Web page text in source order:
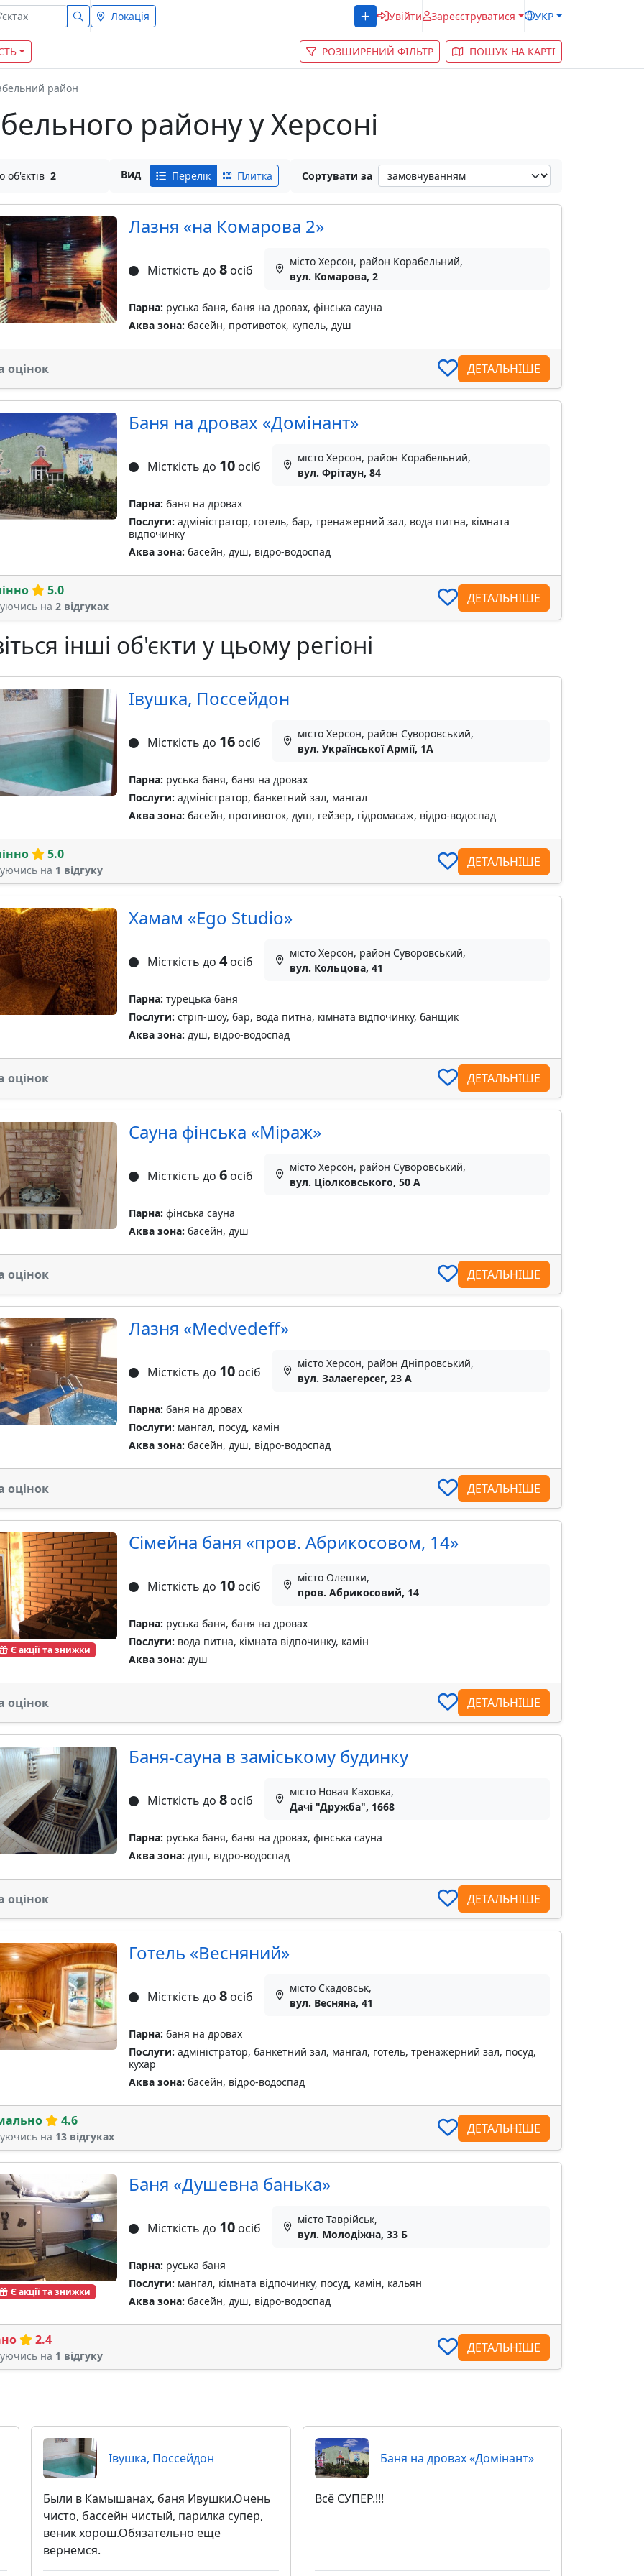
Локація Увійти Зареєструватися УКР
РОЗШИРЕНИЙ ФІЛЬТР ПОШУК НА КАРТІ
район
району у Херсоні
об'єктів 2 Вид Перелік Плитка Сортувати за
Лазня «на Комарова 2»
Місткість до 8осіб
місто Херсон, район Корабельний,
вул. Комарова, 2
Парна: руська баня, баня на дровах, фінська сауна
Аква зона: басейн, противоток, купель, душ
оцінок ДЕТАЛЬНІШЕ
Баня на дровах «Домiнант»
Місткість до 10осіб
місто Херсон, район Корабельний,
вул. Фрітаун, 84
Парна: баня на дровах
Послуги: адміністратор, готель, бар, тренажерний зал, вода питна, кімната
відпочинку
Аква зона: басейн, душ, відро-водоспад
5.0
на 2 відгуках
ДЕТАЛЬНІШЕ
інші об'єкти у цьому регіоні
Івушка, Поссейдон
Місткість до 16осіб
місто Херсон, район Суворовський,
вул. Української Армії, 1A
Парна: руська баня, баня на дровах
Послуги: адміністратор, банкетний зал, мангал
Аква зона: басейн, противоток, душ, гейзер, гідромасаж, відро-водоспад
5.0
на 1 відгуку
ДЕТАЛЬНІШЕ
Хамам «Ego Studio»
Місткість до 4осіб
місто Херсон, район Суворовський,
вул. Кольцова, 41
Парна: турецька баня
Послуги: стріп-шоу, бар, вода питна, кімната відпочинку, банщик
Аква зона: душ, відро-водоспад
оцінок ДЕТАЛЬНІШЕ
Сауна фінська «Міраж»
Місткість до 6осіб
місто Херсон, район Суворовський,
вул. Ціолковського, 50 А
Парна: фінська сауна
Аква зона: басейн, душ
оцінок ДЕТАЛЬНІШЕ
Лазня «Medvedeff»
Місткість до 10осіб
місто Херсон, район Дніпровський,
вул. Залаегерсег, 23 А
Парна: баня на дровах
Послуги: мангал, посуд, камін
Аква зона: басейн, душ, відро-водоспад
оцінок ДЕТАЛЬНІШЕ
Є акції та знижки
Сімейна баня «пров. Абрикосовом, 14»
Місткість до 10осіб
місто Олешки,
пров. Абрикосовий, 14
Парна: руська баня, баня на дровах
Послуги: вода питна, кімната відпочинку, камін
Аква зона: душ
оцінок ДЕТАЛЬНІШЕ
Баня-сауна в заміському будинку
Місткість до 8осіб
місто Новая Каховка,
Дачі "Дружба", 1668
Парна: руська баня, баня на дровах, фінська сауна
Аква зона: душ, відро-водоспад
оцінок ДЕТАЛЬНІШЕ
Готель «Весняний»
Місткість до 8осіб
місто Скадовськ,
вул. Весняна, 41
Парна: баня на дровах
Послуги: адміністратор, банкетний зал, мангал, готель, тренажерний зал, посуд,
кухар
Аква зона: басейн, відро-водоспад
4.6
на 13 відгуках
ДЕТАЛЬНІШЕ
Є акції та знижки
Баня «Душевна банька»
Місткість до 10осіб
місто Таврійськ,
вул. Молодіжна, 33 Б
Парна: руська баня
Послуги: мангал, кімната відпочинку, посуд, камін, кальян
Аква зона: басейн, душ, відро-водоспад
2.4
на 1 відгуку
ДЕТАЛЬНІШЕ
Івушка, Поссейдон
Были в Камышанах, баня Ивушки.Очень
чисто, бассейн чистый, парилка супер,
веник хорош.Обязательно еще
вернемся.
Баня на дровах «Домiнант»
Всё СУПЕР.!!!